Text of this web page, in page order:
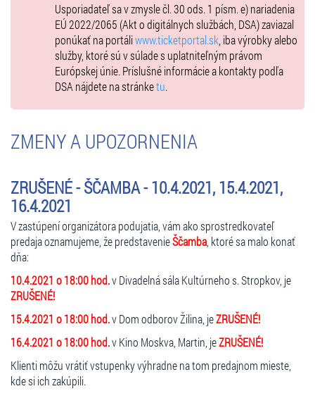
Usporiadateľ sa v zmysle čl. 30 ods. 1 písm. e) nariadenia
EÚ 2022/2065 (Akt o digitálnych službách, DSA) zaviazal
ponúkať na portáliwww.ticketportal.sk , iba výrobky alebo
služby, ktoré sú v súlade s uplatniteľným právom
Európskej únie. Príslušné informácie a kontakty podľa
DSA nájdete na stránketu.
ZMENY A UPOZORNENIA
ZRUŠENÉ - ŠČAMBA - 10.4.2021, 15.4.2021,
16.4.2021
V zastúpení organizátora podujatia, vám ako sprostredkovateľ
predaja oznamujeme, že predstavenieŠčamba , ktoré sa malo konať
dňa:
10.4.2021 o 18:00 hod.v Divadelná sála Kultúrneho s. Stropkov, je
ZRUŠENÉ!
15.4.2021 o 18:00 hod.v Dom odborov Žilina, jeZRUŠENÉ!
16.4.2021 o 18:00 hod.v Kino Moskva, Martin, jeZRUŠENÉ!
Klienti môžu vrátiť vstupenky výhradne na tom predajnom mieste,
kde si ich zakúpili.